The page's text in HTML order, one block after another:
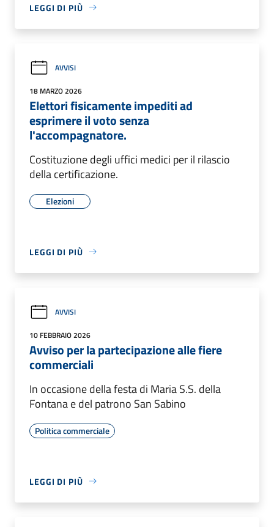
LEGGI DI PIÙ
AVVISI
18 MARZO 2026
Elettori fisicamente impediti ad
esprimere il voto senza
l'accompagnatore.
Costituzione degli uffici medici per il rilascio
della certificazione.
Elezioni
LEGGI DI PIÙ
AVVISI
10 FEBBRAIO 2026
Avviso per la partecipazione alle fiere
commerciali
In occasione della festa di Maria S.S. della
Fontana e del patrono San Sabino
Politica commerciale
LEGGI DI PIÙ